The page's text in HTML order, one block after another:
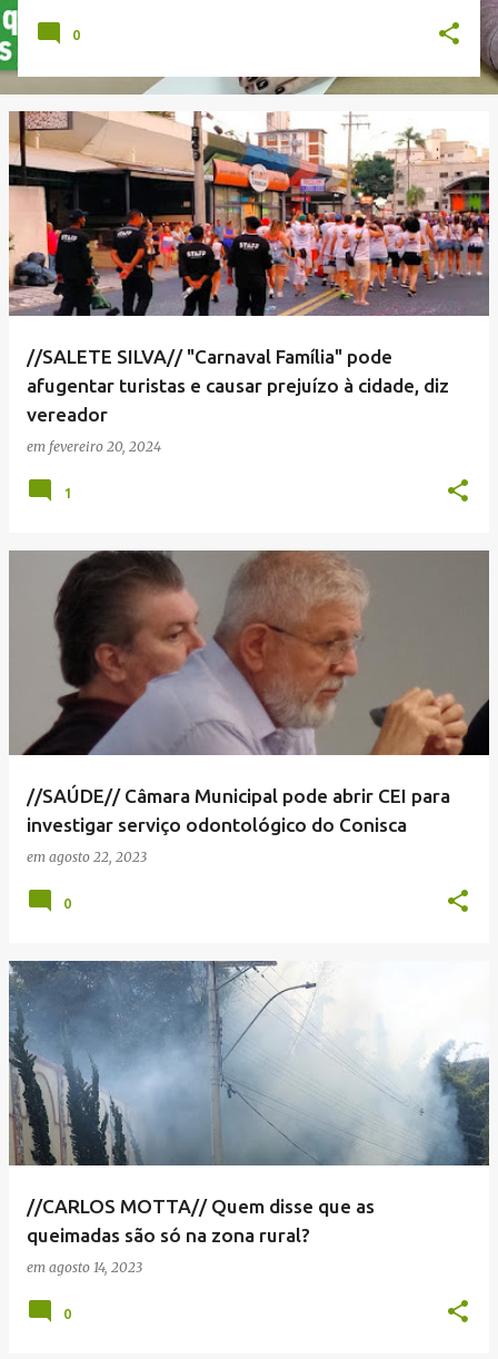
0
//SALETE SILVA// "Carnaval Família" pode
afugentar turistas e causar prejuízo à cidade, diz
vereador
em fevereiro 20, 2024
1
//SAÚDE// Câmara Municipal pode abrir CEI para
investigar serviço odontológico do Conisca
em agosto 22, 2023
0
//CARLOS MOTTA// Quem disse que as
queimadas são só na zona rural?
em agosto 14, 2023
0